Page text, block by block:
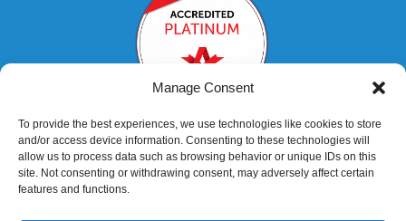
Manage Consent
To provide the best experiences, we use technologies like cookies to store
and/or access device information. Consenting to these technologies will
allow us to process data such as browsing behavior or unique IDs on this
site. Not consenting or withdrawing consent, may adversely affect certain
features and functions.